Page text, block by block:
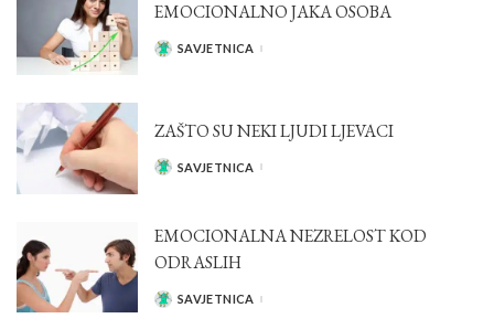
EMOCIONALNO JAKA OSOBA
POSTED
SAVJETNICA
ZAŠTO SU NEKI LJUDI LJEVACI
POSTED
SAVJETNICA
EMOCIONALNA NEZRELOST KOD
ODRASLIH
POSTED
SAVJETNICA